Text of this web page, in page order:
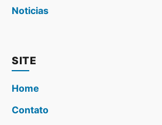
Noticias
SITE
Home
Contato